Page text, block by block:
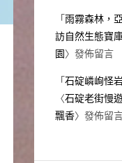
「雨霧森林，
訪自然生態寶
園〉發佈留言
「石碇嶙峋怪
〈石碇老街慢
飄香〉發佈留